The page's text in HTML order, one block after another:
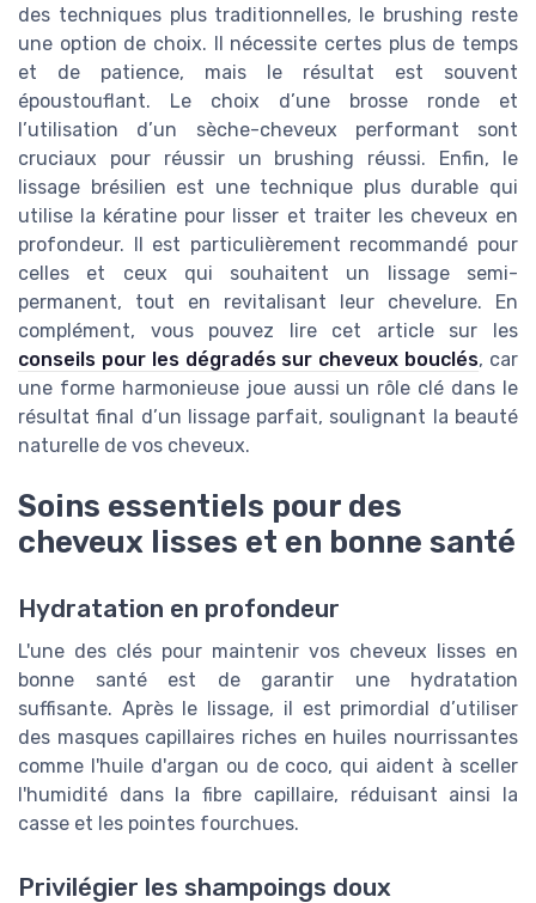
des techniques plus traditionnelles, le brushing reste
une option de choix. Il nécessite certes plus de temps
et de patience, mais le résultat est souvent
époustouflant. Le choix d’une brosse ronde et
l’utilisation d’un sèche-cheveux performant sont
cruciaux pour réussir un brushing réussi. Enfin, le
lissage brésilien est une technique plus durable qui
utilise la kératine pour lisser et traiter les cheveux en
profondeur. Il est particulièrement recommandé pour
celles et ceux qui souhaitent un lissage semi-
permanent, tout en revitalisant leur chevelure. En
complément, vous pouvez lire cet article sur les
conseils pour les dégradés sur cheveux bouclés, car
une forme harmonieuse joue aussi un rôle clé dans le
résultat final d’un lissage parfait, soulignant la beauté
naturelle de vos cheveux.
Soins essentiels pour des
cheveux lisses et en bonne santé
Hydratation en profondeur
L'une des clés pour maintenir vos cheveux lisses en
bonne santé est de garantir une hydratation
suffisante. Après le lissage, il est primordial d’utiliser
des masques capillaires riches en huiles nourrissantes
comme l'huile d'argan ou de coco, qui aident à sceller
l'humidité dans la fibre capillaire, réduisant ainsi la
casse et les pointes fourchues.
Privilégier les shampoings doux